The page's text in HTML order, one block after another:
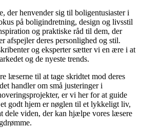
der henvender sig til boligentusiaster i
på boligindretning, design og livsstil
og praktiske råd til dem, der
afspejler deres personlighed og stil.
og eksperter sætter vi en ære i at
og de nyeste trends.
læserne til at tage skridtet mod deres
handler om små justeringer i
er vi her for at guide
godt hjem er nøglen til et lykkeligt liv,
dele viden, der kan hjælpe vores læsere